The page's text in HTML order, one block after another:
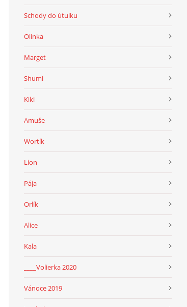
Schody do útulku
Olinka
Marget
Shumi
Kiki
Amuše
Wortík
Lion
Pája
Orlík
Alice
Kala
____Volierka 2020
Vánoce 2019